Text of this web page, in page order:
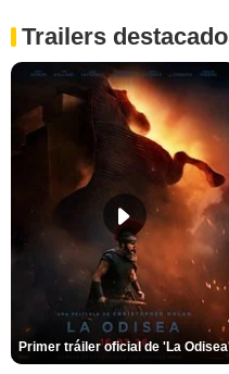
Trailers
Primer tráiler oficial de 'La